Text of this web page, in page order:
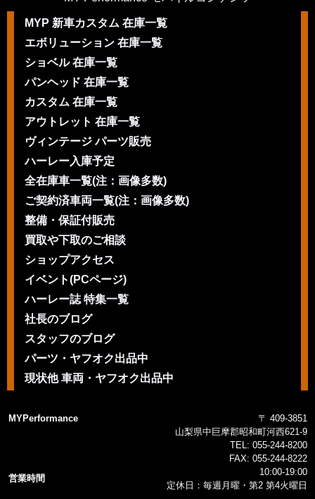
MYP 新車カスタム 在庫一覧
エボリューション 在庫一覧
ショベル 在庫一覧
パンヘッド 在庫一覧
カスタム 在庫一覧
アウトレット 在庫一覧
ヴィンテージ パーツ販売
ハーレー入庫予定
全在庫車一覧(注：画像多数)
ご契約済車両一覧(注：画像多数)
整備・保証付販売
買取や下取のご相談
ショップアクセス
イベント(PCページ)
ハーレー誌 特集一覧
社長のブログ
スタッフのブログ
パーツ・ヤフオク出品中
現状他 車両・ヤフオク出品中
MYPerformance
〒 409-3851
山梨県中巨摩郡昭和町河西621-9
TEL: 055-244-8200
FAX: 055-244-8222
営業時間
10:00-19:00
定休日：毎週月曜・第2 第4火曜日